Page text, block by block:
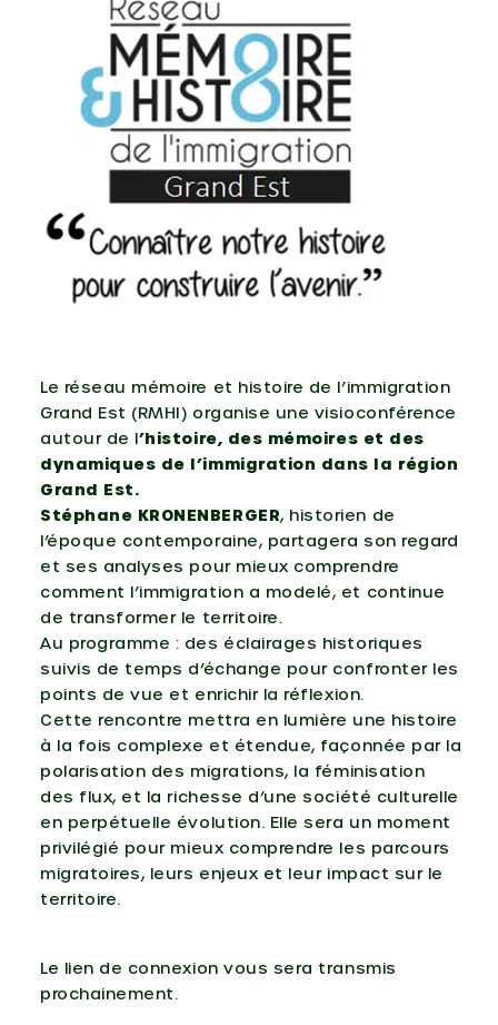
Le réseau mémoire et histoire de l’immigration
Grand Est (RMHI) organise une visioconférence
autour de l’histoire, des mémoires et des
dynamiques de l’immigration dans la région
Grand Est.
Stéphane KRONENBERGER, historien de
l’époque contemporaine, partagera son regard
et ses analyses pour mieux comprendre
comment l’immigration a modelé, et continue
de transformer le territoire.
Au programme : des éclairages historiques
suivis de temps d’échange pour confronter les
points de vue et enrichir la réflexion.
Cette rencontre mettra en lumière une histoire
à la fois complexe et étendue, façonnée par la
polarisation des migrations, la féminisation
des flux, et la richesse d’une société culturelle
en perpétuelle évolution. Elle sera un moment
privilégié pour mieux comprendre les parcours
migratoires, leurs enjeux et leur impact sur le
territoire.
Le lien de connexion vous sera transmis
prochainement.